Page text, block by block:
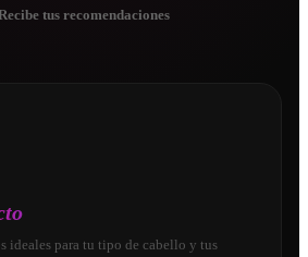
tus recomendaciones
ideales para tu tipo de cabello y tus